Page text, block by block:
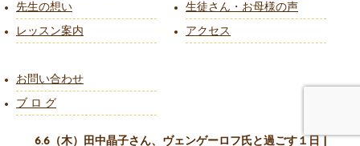
先生の想い
レッスン案内
生徒さん・お母様の声
アクセス
お問い合わせ
ブ ロ グ
6.6（木）田中晶子さん、ヴェンゲーロフ氏と過ごす１日 |